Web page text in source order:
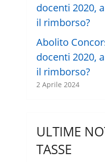
Abolito
docenti 2020,
il rimborso?
2 Aprile 2024
ULTIME
TASSE